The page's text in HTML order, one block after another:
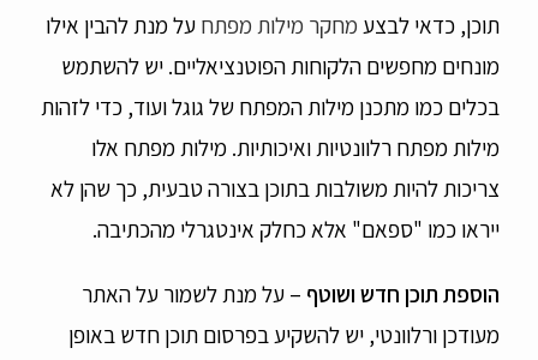
תוכן, כדאי לבצע מחקר מילות מפתח על מנת להבין אילו
מונחים מחפשים הלקוחות הפוטנציאליים. יש להשתמש
בכלים כמו מתכנן מילות המפתח של גוגל ועוד, כדי לזהות
מילות מפתח רלוונטיות ואיכותיות. מילות מפתח אלו
צריכות להיות משולבות בתוכן בצורה טבעית, כך שהן לא
ייראו כמו "ספאם" אלא כחלק אינטגרלי מהכתיבה.
הוספת תוכן חדש ושוטף – על מנת לשמור על האתר
מעודכן ורלוונטי, יש להשקיע בפרסום תוכן חדש באופן